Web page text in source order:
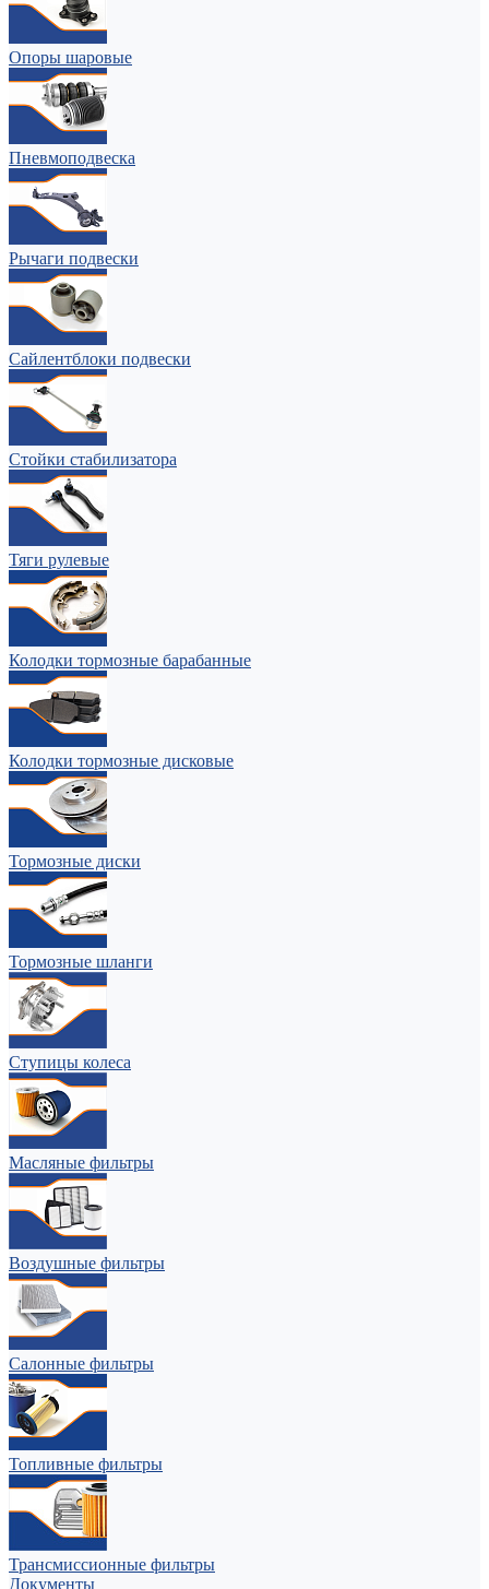
Опоры шаровые
Пневмоподвеска
Рычаги подвески
Сайлентблоки подвески
Стойки стабилизатора
Тяги рулевые
Колодки тормозные барабанные
Колодки тормозные дисковые
Тормозные диски
Тормозные шланги
Ступицы колеса
Масляные фильтры
Воздушные фильтры
Салонные фильтры
Топливные фильтры
Трансмиссионные фильтры
Документы